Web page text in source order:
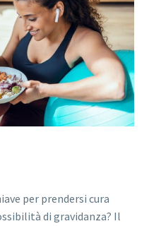
per prendersi cura
di gravidanza? Il